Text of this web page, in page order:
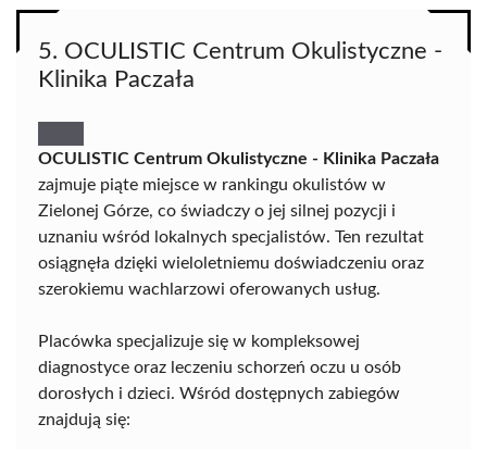
5. OCULISTIC Centrum Okulistyczne -
Klinika Paczała
OCULISTIC Centrum Okulistyczne - Klinika Paczała
zajmuje piąte miejsce w rankingu okulistów w
Zielonej Górze, co świadczy o jej silnej pozycji i
uznaniu wśród lokalnych specjalistów. Ten rezultat
osiągnęła dzięki wieloletniemu doświadczeniu oraz
szerokiemu wachlarzowi oferowanych usług.
Placówka specjalizuje się w kompleksowej
diagnostyce oraz leczeniu schorzeń oczu u osób
dorosłych i dzieci. Wśród dostępnych zabiegów
znajdują się: